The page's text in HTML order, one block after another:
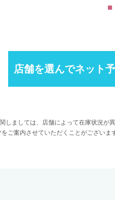
店舗を選んでネット
ましては、店舗によって在庫状況が異
ご案内させていただくことがございま